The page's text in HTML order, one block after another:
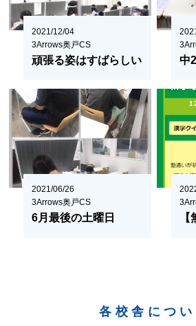
2021/12/04
3Arrows奥戸CS
頑張る姿はすばらしい 中
2021/06/26
3Arrows奥戸CS
6月最後の土曜日
各校舎につい